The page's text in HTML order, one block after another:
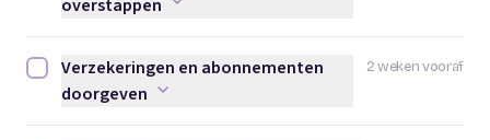
overstappen
2 weken vooraf
Verzekeringen en abonnementen doorgeven afvinken
Verzekeringen en abonnementen
doorgeven